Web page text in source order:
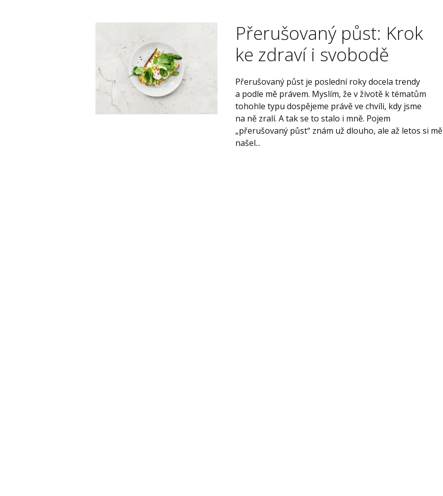
Přerušovaný půst: Krok
ke zdraví i svobodě
Přerušovaný půst je poslední roky docela trendy
a podle mě právem. Myslím, že v životě k tématům
tohohle typu dospějeme právě ve chvíli, kdy jsme
na ně zralí. A tak se to stalo i mně. Pojem
„přerušovaný půst“ znám už dlouho, ale až letos si mě
našel...